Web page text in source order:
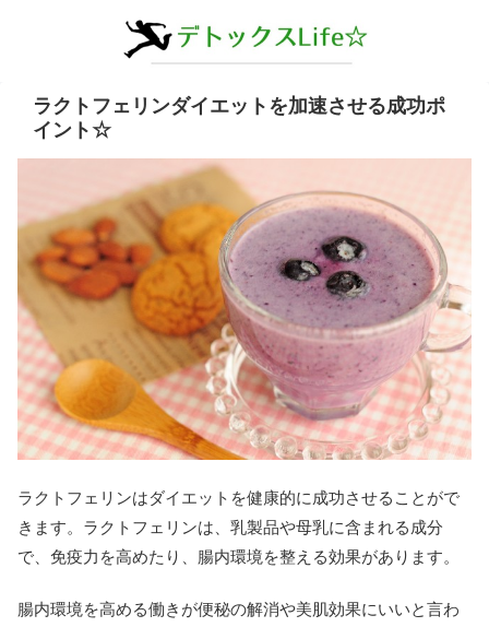
ラクトフェリンダイエットを加速させる成功ポ
イント☆
ラクトフェリンはダイエットを健康的に成功させることがで
きます。ラクトフェリンは、乳製品や母乳に含まれる成分
で、免疫力を高めたり、腸内環境を整える効果があります。
腸内環境を高める働きが便秘の解消や美肌効果にいいと言わ